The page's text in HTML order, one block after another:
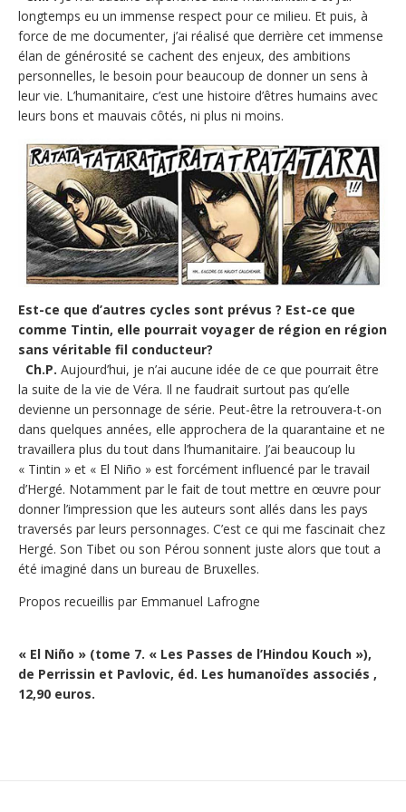
longtemps eu un immense respect pour ce milieu. Et puis, à
force de me documenter, j’ai réalisé que derrière cet immense
élan de générosité se cachent des enjeux, des ambitions
personnelles, le besoin pour beaucoup de donner un sens à
leur vie. L’humanitaire, c’est une histoire d’êtres humains avec
leurs bons et mauvais côtés, ni plus ni moins.
Est-ce que d’autres cycles sont prévus ? Est-ce que
comme Tintin, elle pourrait voyager de région en région
sans véritable fil conducteur?
Ch.P. Aujourd’hui, je n’ai aucune idée de ce que pourrait être
la suite de la vie de Véra. Il ne faudrait surtout pas qu’elle
devienne un personnage de série. Peut-être la retrouvera-t-on
dans quelques années, elle approchera de la quarantaine et ne
travaillera plus du tout dans l’humanitaire. J’ai beaucoup lu
« Tintin » et « El Niño » est forcément influencé par le travail
d’Hergé. Notamment par le fait de tout mettre en œuvre pour
donner l’impression que les auteurs sont allés dans les pays
traversés par leurs personnages. C’est ce qui me fascinait chez
Hergé. Son Tibet ou son Pérou sonnent juste alors que tout a
été imaginé dans un bureau de Bruxelles.
Propos recueillis par Emmanuel Lafrogne
« El Niño » (tome 7. « Les Passes de l’Hindou Kouch »),
de Perrissin et Pavlovic, éd. Les humanoïdes associés ,
12,90 euros.